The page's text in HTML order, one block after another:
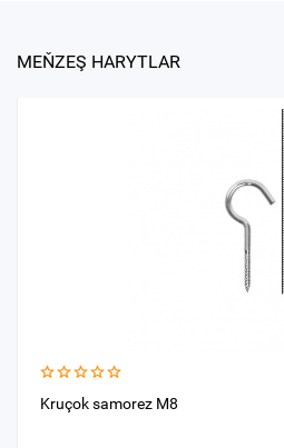
MEŇZEŞ HARYTLAR
Kruçok samorez M8